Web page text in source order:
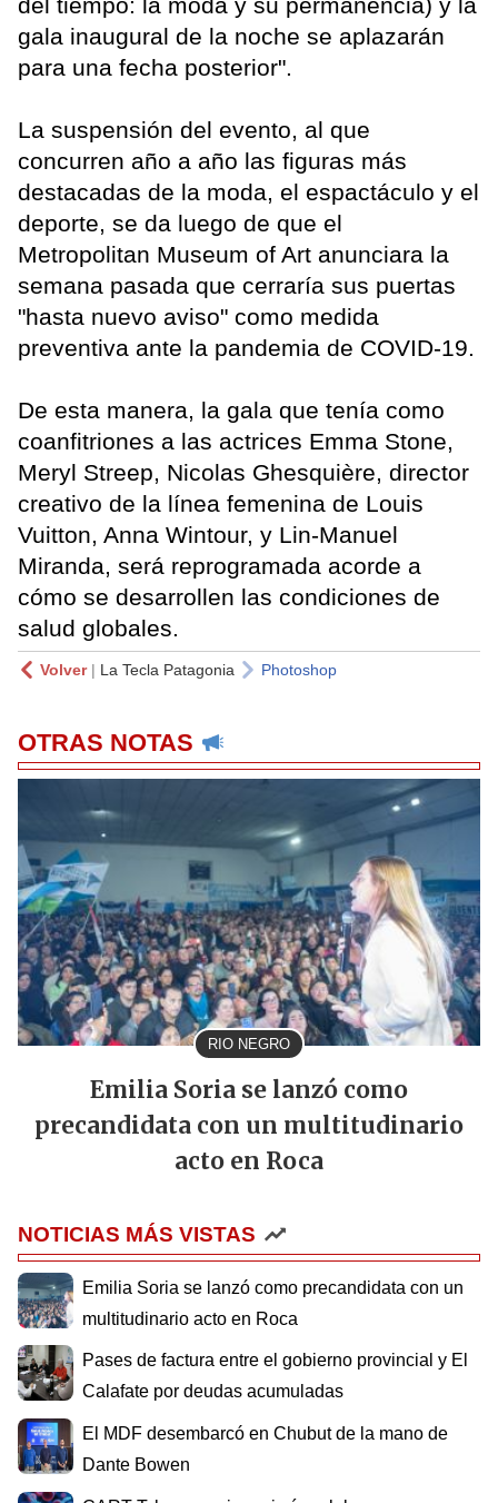
gala inaugural de la noche se aplazarán
para una fecha posterior".
La suspensión del evento, al que
concurren año a año las figuras más
destacadas de la moda, el espactáculo y el
deporte, se da luego de que el
Metropolitan Museum of Art anunciara la
semana pasada que cerraría sus puertas
"hasta nuevo aviso" como medida
preventiva ante la pandemia de COVID-19.
De esta manera, la gala que tenía como
coanfitriones a las actrices Emma Stone,
Meryl Streep, Nicolas Ghesquière, director
creativo de la línea femenina de Louis
Vuitton, Anna Wintour, y Lin-Manuel
Miranda, será reprogramada acorde a
cómo se desarrollen las condiciones de
salud globales.
Volver| La Tecla Patagonia Photoshop
OTRAS NOTAS
RIO NEGRO
Emilia Soria se lanzó como
precandidata con un multitudinario
acto en Roca
NOTICIAS MÁS VISTAS
Emilia Soria se lanzó como precandidata con un
multitudinario acto en Roca
Pases de factura entre el gobierno provincial y El
Calafate por deudas acumuladas
El MDF desembarcó en Chubut de la mano de
Dante Bowen